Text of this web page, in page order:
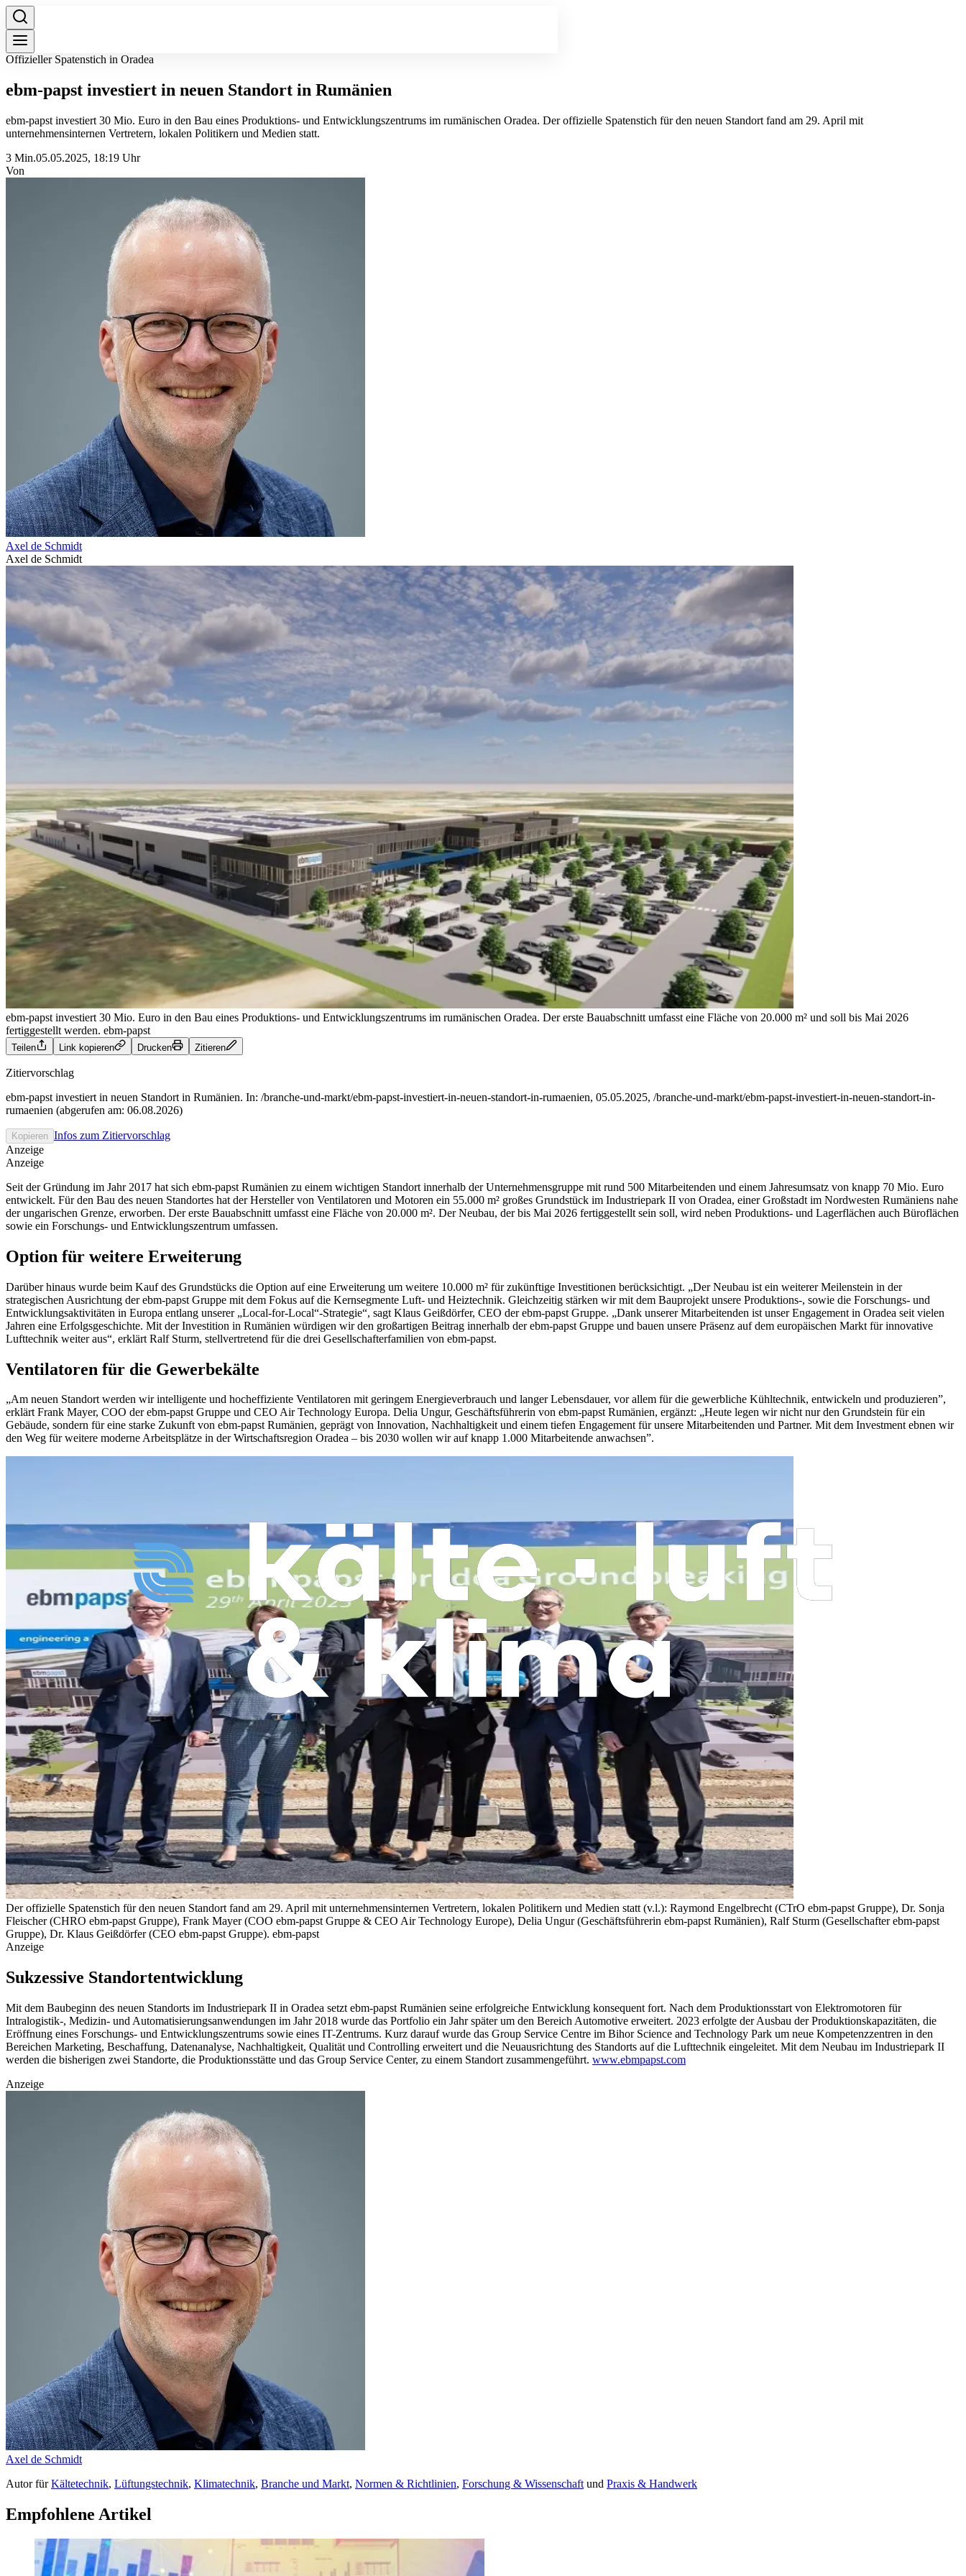
Offizieller Spatenstich in Oradea
ebm-papst investiert in neuen Standort in Rumänien
ebm-papst investiert 30 Mio. Euro in den Bau eines Produktions- und Entwicklungszentrums im rumänischen Oradea. Der offizielle Spatenstich für den neuen Standort fand am 29. April mit
unternehmensinternen Vertretern, lokalen Politikern und Medien statt.
3 Min.05.05.2025, 18:19 Uhr
Von
Axel de Schmidt
Axel de Schmidt
ebm-papst investiert 30 Mio. Euro in den Bau eines Produktions- und Entwicklungszentrums im rumänischen Oradea. Der erste Bauabschnitt umfasst eine Fläche von 20.000 m² und soll bis Mai 2026
fertiggestellt werden. ebm-papst
Teilen Link kopieren Drucken Zitieren
Zitiervorschlag
ebm-papst investiert in neuen Standort in Rumänien. In: /branche-und-markt/ebm-papst-investiert-in-neuen-standort-in-rumaenien, 05.05.2025, /branche-und-markt/ebm-papst-investiert-in-neuen-standort-in-
rumaenien (abgerufen am: 06.08.2026)
Kopieren Infos zum Zitiervorschlag
Anzeige
Anzeige
Seit der Gründung im Jahr 2017 hat sich ebm-papst Rumänien zu einem wichtigen Standort innerhalb der Unternehmensgruppe mit rund 500 Mitarbeitenden und einem Jahresumsatz von knapp 70 Mio. Euro
entwickelt. Für den Bau des neuen Standortes hat der Hersteller von Ventilatoren und Motoren ein 55.000 m² großes Grundstück im Industriepark II von Oradea, einer Großstadt im Nordwesten Rumäniens nahe
der ungarischen Grenze, erworben. Der erste Bauabschnitt umfasst eine Fläche von 20.000 m². Der Neubau, der bis Mai 2026 fertiggestellt sein soll, wird neben Produktions- und Lagerflächen auch Büroflächen
sowie ein Forschungs- und Entwicklungszentrum umfassen.
Option für weitere Erweiterung
Darüber hinaus wurde beim Kauf des Grundstücks die Option auf eine Erweiterung um weitere 10.000 m² für zukünftige Investitionen berücksichtigt. „Der Neubau ist ein weiterer Meilenstein in der
strategischen Ausrichtung der ebm-papst Gruppe mit dem Fokus auf die Kernsegmente Luft- und Heiztechnik. Gleichzeitig stärken wir mit dem Bauprojekt unsere Produktions-, sowie die Forschungs- und
Entwicklungsaktivitäten in Europa entlang unserer „Local-for-Local“-Strategie“, sagt Klaus Geißdörfer, CEO der ebm-papst Gruppe. „Dank unserer Mitarbeitenden ist unser Engagement in Oradea seit vielen
Jahren eine Erfolgsgeschichte. Mit der Investition in Rumänien würdigen wir den großartigen Beitrag innerhalb der ebm-papst Gruppe und bauen unsere Präsenz auf dem europäischen Markt für innovative
Lufttechnik weiter aus“, erklärt Ralf Sturm, stellvertretend für die drei Gesellschafterfamilien von ebm-papst.
Ventilatoren für die Gewerbekälte
„Am neuen Standort werden wir intelligente und hocheffiziente Ventilatoren mit geringem Energieverbrauch und langer Lebensdauer, vor allem für die gewerbliche Kühltechnik, entwickeln und produzieren”,
erklärt Frank Mayer, COO der ebm-papst Gruppe und CEO Air Technology Europa. Delia Ungur, Geschäftsführerin von ebm-papst Rumänien, ergänzt: „Heute legen wir nicht nur den Grundstein für ein
Gebäude, sondern für eine starke Zukunft von ebm-papst Rumänien, geprägt von Innovation, Nachhaltigkeit und einem tiefen Engagement für unsere Mitarbeitenden und Partner. Mit dem Investment ebnen wir
den Weg für weitere moderne Arbeitsplätze in der Wirtschaftsregion Oradea – bis 2030 wollen wir auf knapp 1.000 Mitarbeitende anwachsen”.
Der offizielle Spatenstich für den neuen Standort fand am 29. April mit unternehmensinternen Vertretern, lokalen Politikern und Medien statt (v.l.): Raymond Engelbrecht (CTrO ebm-papst Gruppe), Dr. Sonja
Fleischer (CHRO ebm-papst Gruppe), Frank Mayer (COO ebm-papst Gruppe & CEO Air Technology Europe), Delia Ungur (Geschäftsführerin ebm-papst Rumänien), Ralf Sturm (Gesellschafter ebm-papst
Gruppe), Dr. Klaus Geißdörfer (CEO ebm-papst Gruppe). ebm-papst
Anzeige
Sukzessive Standortentwicklung
Mit dem Baubeginn des neuen Standorts im Industriepark II in Oradea setzt ebm-papst Rumänien seine erfolgreiche Entwicklung konsequent fort. Nach dem Produktionsstart von Elektromotoren für
Intralogistik-, Medizin- und Automatisierungsanwendungen im Jahr 2018 wurde das Portfolio ein Jahr später um den Bereich Automotive erweitert. 2023 erfolgte der Ausbau der Produktionskapazitäten, die
Eröffnung eines Forschungs- und Entwicklungszentrums sowie eines IT-Zentrums. Kurz darauf wurde das Group Service Centre im Bihor Science and Technology Park um neue Kompetenzzentren in den
Bereichen Marketing, Beschaffung, Datenanalyse, Nachhaltigkeit, Qualität und Controlling erweitert und die Neuausrichtung des Standorts auf die Lufttechnik eingeleitet. Mit dem Neubau im Industriepark II
werden die bisherigen zwei Standorte, die Produktionsstätte und das Group Service Center, zu einem Standort zusammengeführt. www.ebmpapst.com
Anzeige
Axel de Schmidt
AutorfürKältetechnik, Lüftungstechnik, Klimatechnik, Branche und Markt, Normen & Richtlinien, Forschung & Wissenschaft und Praxis & Handwerk
Empfohlene Artikel